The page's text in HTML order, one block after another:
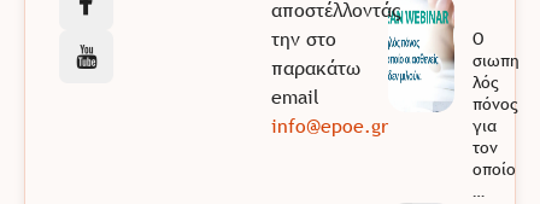
Ο
σιωπη
λός
πόνος
για
τον
οποίο
…
αποστέλλοντάς
την στο
παρακάτω
email
info@epoe.gr